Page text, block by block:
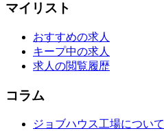
マイリスト
おすすめの求人
キープ中の求人
求人の閲覧履歴
コラム
ジョブハウス工場について